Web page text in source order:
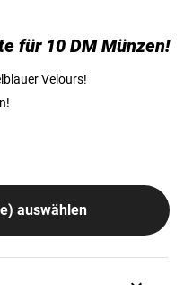
für 10 DM Münzen!
Velours!
auswählen